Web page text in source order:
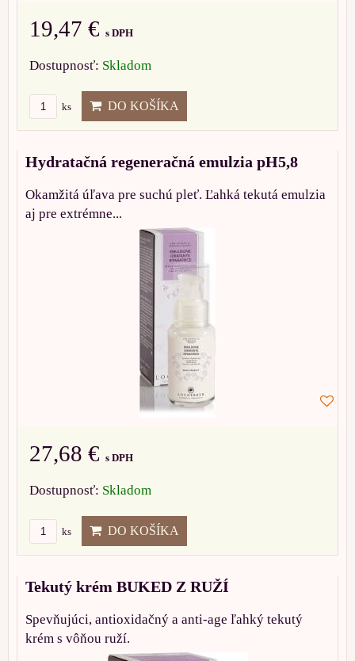
19,47 € s DPH
Dostupnosť: Skladom
ks DO KOŠÍKA
Hydratačná regeneračná emulzia pH5,8
Okamžitá úľava pre suchú pleť. Ľahká tekutá emulzia
aj pre extrémne...
27,68 € s DPH
Dostupnosť: Skladom
ks DO KOŠÍKA
Tekutý krém BUKED Z RUŽÍ
Spevňujúci, antioxidačný a anti-age ľahký tekutý
krém s vôňou ruží.